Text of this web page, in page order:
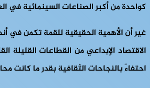
كواحدة من أكبر الصناعات السينمائية في
غير أن الأهمية الحقيقية للقمة تكمن في
الاقتصاد الإبداعي من القطاعات
احتفاءً بالنجاحات الثقافية بقدر ما كانت